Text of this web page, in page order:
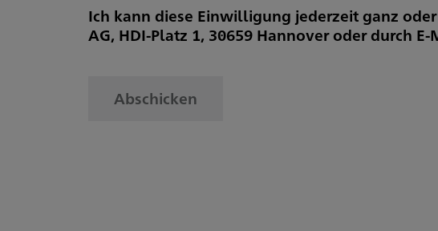
Ich kann diese Einwilligung jederzeit ganz
AG, HDI-Platz 1, 30659 Hannover oder durch E-
Abschicken